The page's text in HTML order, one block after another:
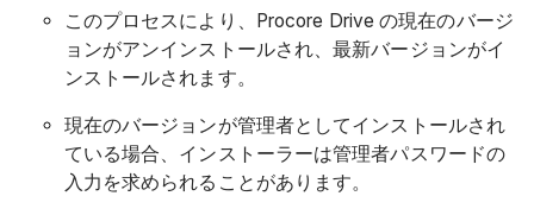
このプロセスにより、Procore Drive の現在のバージ
ョンがアンインストールされ、最新バージョンがイ
ンストールされます。
現在のバージョンが管理者としてインストールされ
ている場合、インストーラーは管理者パスワードの
入力を求められることがあります。